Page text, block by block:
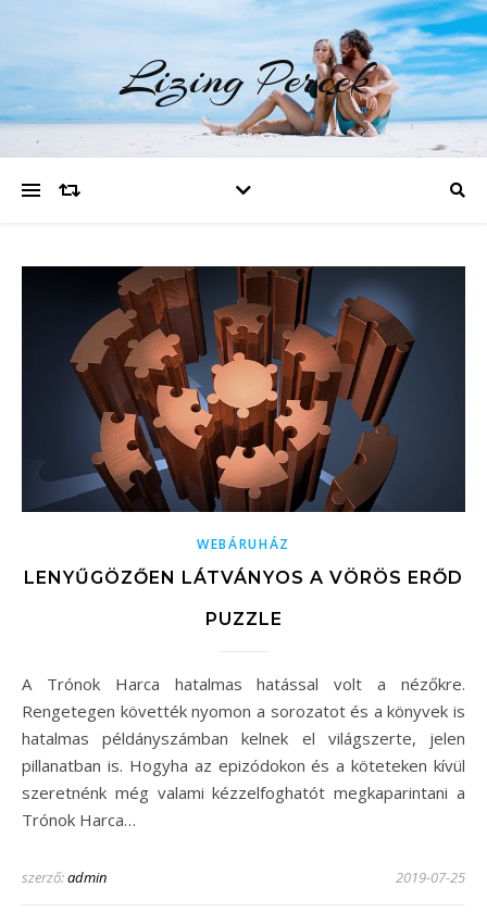
Lizing Percek
WEBÁRUHÁZ
LENYŰGÖZŐEN LÁTVÁNYOS A VÖRÖS ERŐD
PUZZLE
A Trónok Harca hatalmas hatással volt a nézőkre.
Rengetegen követték nyomon a sorozatot és a könyvek is
hatalmas példányszámban kelnek el világszerte, jelen
pillanatban is. Hogyha az epizódokon és a köteteken kívül
szeretnénk még valami kézzelfoghatót megkaparintani a
Trónok Harca…
szerző:admin 2019-07-25